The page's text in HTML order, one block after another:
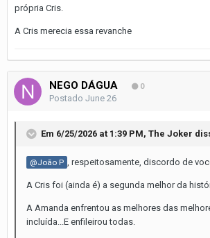
própria Cris.
A Cris merecia essa revanche
NEGO DÁGUA 0
Postado June 26
Em 6/25/2026 at 1:39 PM, The Joker
@João P , respeitosamente, discordo de
A Cris foi (ainda é) a segunda melhor da
A Amanda enfrentou as melhores das
incluída...E enfileirou todas.